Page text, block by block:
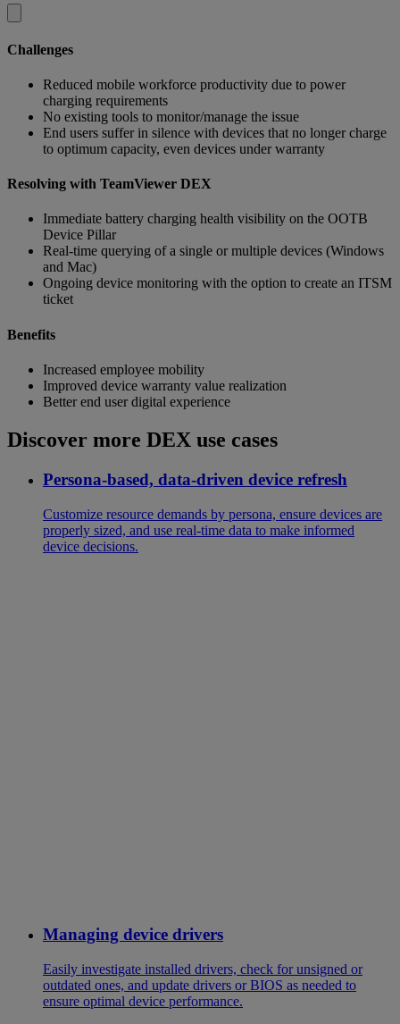
Challenges
Reduced mobile workforce productivity due to power
charging requirements
No existing tools to monitor/manage the issue
End users suffer in silence with devices that no longer charge
to optimum capacity, even devices under warranty
Resolving with TeamViewer DEX
Immediate battery charging health visibility on the OOTB
Device Pillar
Real-time querying of a single or multiple devices (Windows
and Mac)
Ongoing device monitoring with the option to create an ITSM
ticket
Benefits
Increased employee mobility
Improved device warranty value realization
Better end user digital experience
Discover more DEX use cases
Persona-based, data-driven device refresh
Customize resource demands by persona, ensure devices are
properly sized, and use real-time data to make informed
device decisions.
Managing device drivers
Easily investigate installed drivers, check for unsigned or
outdated ones, and update drivers or BIOS as needed to
ensure optimal device performance.